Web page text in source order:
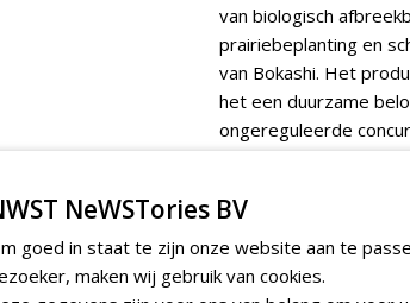
van biologisch
prairiebeplanting en
van Bokashi. Het
het een duurzame
ongereguleerde
Ook besteden we
efficiënter maakt:
robotmaaiers en
mechanisch
NeWSTories BV
goed in staat te zijn onze website aan te
maken wij gebruik van cookies.